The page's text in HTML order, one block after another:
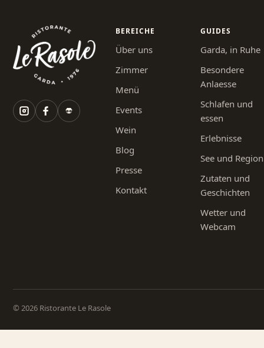
BEREICHE
Über uns
Zimmer
Menü
Events
Wein
Blog
Presse
Kontakt
GUIDES
Garda, in Ruhe
Besondere
Anlaesse
Schlafen und
essen
Erlebnisse
See und Region
Zutaten und
Geschichten
Wetter und
Webcam
© 2026 Ristorante Le Rasole